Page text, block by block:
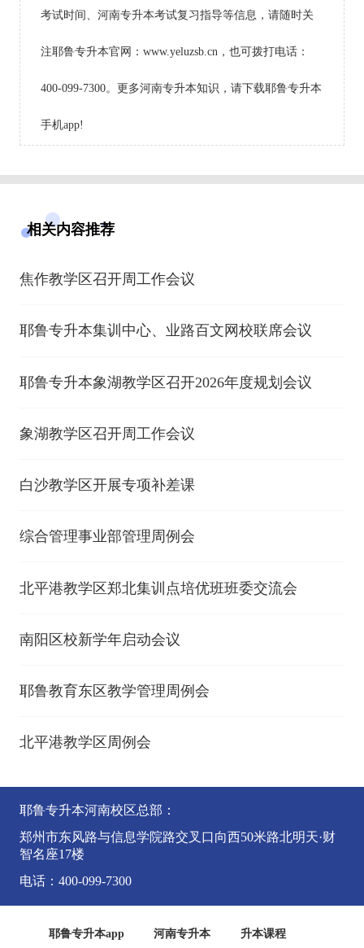
考试时间、河南专升本考试复习指导等信息，请随时关
注耶鲁专升本官网：www.yeluzsb.cn，也可拨打电话：
400-099-7300。更多河南专升本知识，请下载耶鲁专升本
手机app!
相关内容推荐
焦作教学区召开周工作会议
耶鲁专升本集训中心、业路百文网校联席会议
耶鲁专升本象湖教学区召开2026年度规划会议
​象湖教学区召开周工作会议
白沙教学区开展专项补差课
综合管理事业部管理周例会
北平港教学区郑北集训点培优班班委交流会
南阳区校新学年启动会议
耶鲁教育东区教学管理周例会
北平港教学区周例会
耶鲁专升本河南校区总部：
郑州市东风路与信息学院路交叉口向西50米路北明天·财
智名座17楼
电话：400-099-7300
耶鲁专升本app 河南专升本 升本课程